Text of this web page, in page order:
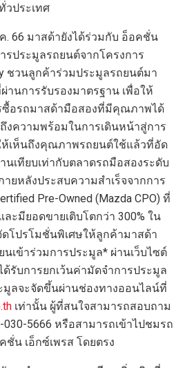
วประเทศ
ค. 66 มาสด้ายังได้ร่วมกับ อ็อคชั่น
รประมูลรถยนต์จากโครงการ
ชวนลูกค้าร่วมประมูลรถยนต์มา
นการรับรองมาตรฐาน เพื่อให้
ซื้อรถมาสด้ามือสองที่มีคุณภาพได้
งความพร้อมในการเดินหน้าสู่การ
ห้เห็นถึงคุณภาพรถยนต์ใช้แล้วที่อัด
เทียบเท่ากับตลาดรถมือสองระดับ
ยหลังประสบความสำเร็จจากการ
Pre-Owned (Mazda CPO) ที่
ะมียอดขายเติบโตกว่า 300% ใน
โปรโมชั่นพิเศษให้ลูกค้ามาสด้า
นเข้าร่วมการประมูล* ผ่านเว็บไซต์
ด้รับการยกเว้นค่ามัดจำการประมูล
มูลจะจัดขึ้นผ่านช่องทางออนไลน์ที่
เท่านั้น ผู้ที่สนใจสามารถสอบถาม
030-5666 หรือสามารถเข้าไปชมรถ
ชั่น เอ็กซ์เพรส โดยตรง